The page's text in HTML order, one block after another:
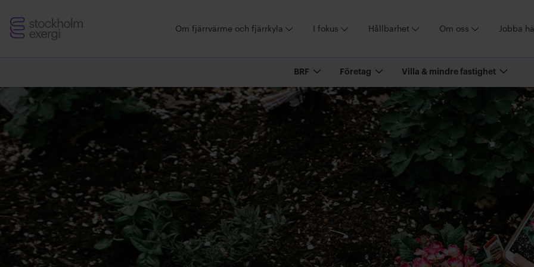
Stockholm
Exergi
Om fjärrvärme och fjärrkyla I fokus Hållbarhet Om oss Jobba
BRF Företag Villa & mindre fastighet